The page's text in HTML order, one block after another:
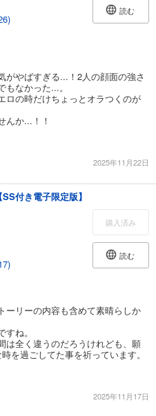
読む
がやばすぎる...！2人の顔面の強さ
なかった...。
ロの時だけちょっとオラつくのが
んか...！！
2025年11月22日
付き電子限定版】
購入済み
読む
ーリーの内容も含めて素晴らしか
ね。
は全く違うのだろうけれども、願
を過ごしてた事を祈っています。
2025年11月17日